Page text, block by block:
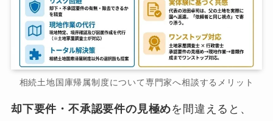
相続土地国庫帰属制度について専門家へ相談するメリット
却下要件・不承認要件の見極めを間違えると、